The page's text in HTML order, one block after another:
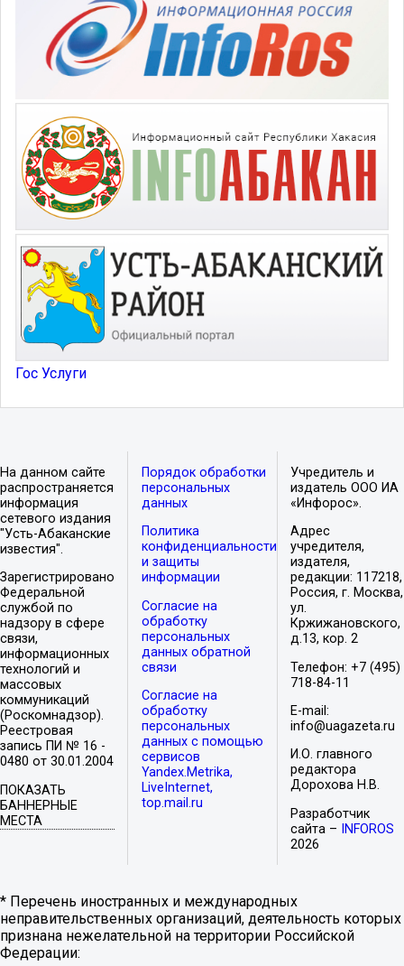
Гос Услуги
На данном сайте
распространяется
информация
сетевого издания
"Усть-Абаканские
известия".
Зарегистрировано
Федеральной
службой по
надзору в сфере
связи,
информационных
технологий и
массовых
коммуникаций
(Роскомнадзор).
Реестровая
запись ПИ № 16 -
0480 от 30.01.2004
ПОКАЗАТЬ
БАННЕРНЫЕ
МЕСТА
Порядок обработки
персональных
данных
Политика
конфиденциальности
и защиты
информации
Согласие на
обработку
персональных
данных обратной
связи
Согласие на
обработку
персональных
данных с помощью
сервисов
Yandex.Metrika,
LiveInternet,
top.mail.ru
Учредитель и
издатель ООО ИА
«Инфорос».
Адрес
учредителя,
издателя,
редакции: 117218,
Россия, г. Москва,
ул.
Кржижановского,
д.13, кор. 2
Телефон: +7 (495)
718-84-11
E-mail:
info@uagazeta.ru
И.О. главного
редактора
Дорохова Н.В.
Разработчик
сайта –
INFOROS
2026
* Перечень иностранных и международных
неправительственных организаций, деятельность которых
признана нежелательной на территории Российской
Федерации: